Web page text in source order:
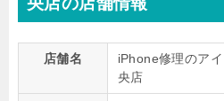
店舗名
iPhone修理のア
央店